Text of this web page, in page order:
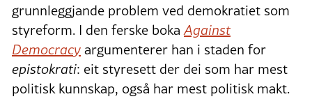
grunnleggjande problem ved demokratiet som
styreform. I den ferske bokaAgainst
Democracyargumenterer han i staden for
epistokrati: eit styresett der dei som har mest
politisk kunnskap, også har mest politisk makt.